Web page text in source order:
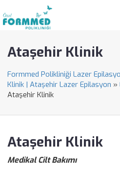
Ataşehir Klinik
Formmed Polikliniği Lazer
Klinik | Ataşehir Lazer Epilasyon »
Ataşehir Klinik
Ataşehir Klinik
Medikal Cilt Bakımı